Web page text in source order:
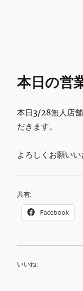
物 etc販売
本日の営
本日3/28無人店
だきます。
よろしくお願いい
共有:
Facebook
いいね: